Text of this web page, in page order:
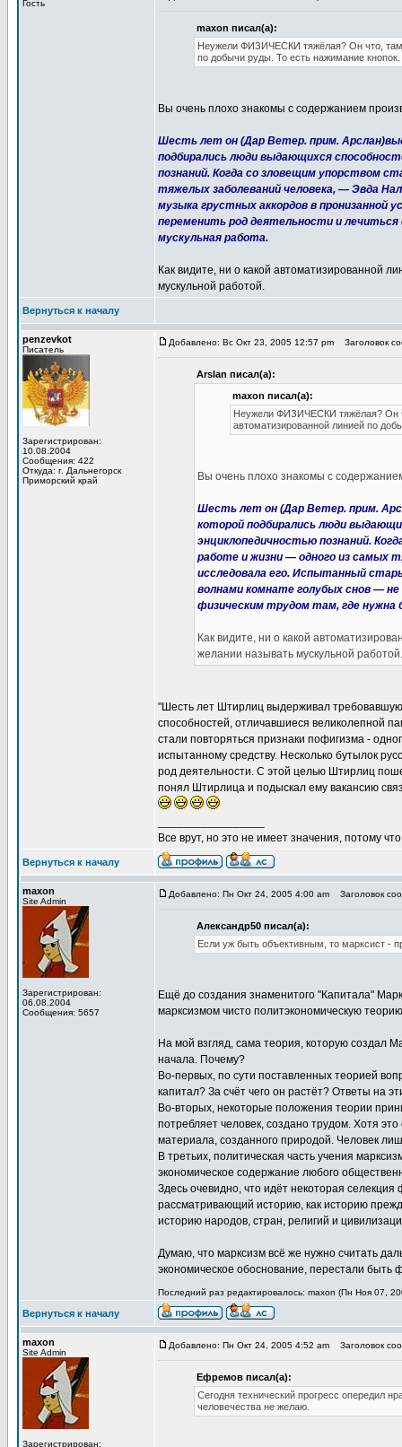
Гость
maxon писал(а):
Неужели ФИЗИЧЕСКИ тяжёлая? Он что, там
по добычи руды. То есть нажимание кнопок.
Вы очень плохо знакомы с содержанием
Шесть лет он (Дар Ветер. прим.
подбирались люди выдающихся
познаний. Когда со зловещим упорством
тяжелых заболеваний человека, — Эвда
музыка грустных аккордов в пронизанной
переменить род деятельности и
мускульная работа.
Как видите, ни о какой автоматизированной
мускульной работой.
Вернуться к началу
penzevkot
Писатель
Зарегистрирован:
10.08.2004
Сообщения: 422
Откуда: г. Дальнегорск
Приморский край
Добавлено: Вс Окт 23, 2005 12:57 pm Заголовок
Arslan писал(а):
maxon писал(а):
Неужели ФИЗИЧЕСКИ тяжёлая? Он
автоматизированной линией по
Вы очень плохо знакомы с
Шесть лет он (Дар Ветер. прим.
которой подбирались люди
энциклопедичностью познаний.
работе и жизни — одного из самых
исследовала его. Испытанный
волнами комнате голубых снов —
физическим трудом там, где нужна
Как видите, ни о какой
желании называть мускульной работой.
"Шесть лет Штирлиц выдерживал
способностей, отличавшиеся великолепной
стали повторяться признаки пофигизма -
испытанному средству. Несколько бутылок
род деятельности. С этой целью Штирлиц
понял Штирлица и подыскал ему вакансию
Все врут, но это не имеет значения, потому
Вернуться к началу
maxon
Site Admin
Зарегистрирован:
06.08.2004
Сообщения: 5657
Добавлено: Пн Окт 24, 2005 4:00 am Заголовок
Александр50 писал(а):
Если уж быть объективным, то марксист -
Ещё до создания знаменитого "Капитала"
марксизмом чисто политэкономическую
На мой взгляд, сама теория, которую создал
начала. Почему?
Во-первых, по сути поставленных теорией
капитал? За счёт чего он растёт? Ответы на
Во-вторых, некоторые положения теории
потребляет человек, создано трудом. Хотя
материала, созданного природой. Человек
В третьих, политическая часть учения
экономическое содержание любого
Здесь очевидно, что идёт некоторая
рассматривающий историю, как историю
историю народов, стран, религий и
Думаю, что марксизм всё же нужно считать
экономическое обоснование, перестали быть
Последний раз редактировалось: maxon (Пн Ноя 07,
Вернуться к началу
maxon
Site Admin
Зарегистрирован:
Добавлено: Пн Окт 24, 2005 4:52 am Заголовок
Ефремов писал(а):
Сегодня технический прогресс опередил
человечества не желаю.